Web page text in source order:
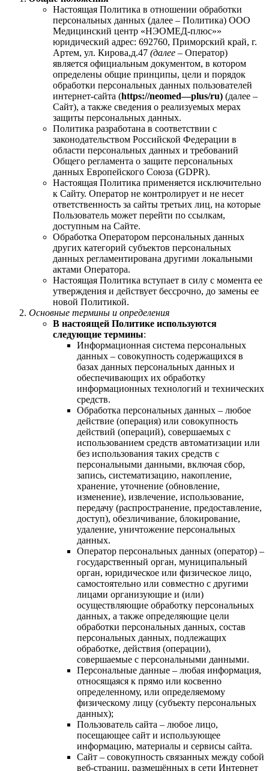
Настоящая Политика в отношении обработки
персональных данных (далее – Политика) ООО
Медицинский центр «НЭОМЕД-плюс»»
юридический адрес: 692760, Приморский край, г.
Артем, ул. Кирова,д.47 (далее – Оператор)
является официальным документом, в котором
определены общие принципы, цели и порядок
обработки персональных данных пользователей
интернет-сайта (https://neomed—plus/ru) (далее –
Сайт), а также сведения о реализуемых мерах
защиты персональных данных.
Политика разработана в соответствии с
законодательством Российской Федерации в
области персональных данных и требований
Общего регламента о защите персональных
данных Европейского Союза (GDPR).
Настоящая Политика применяется исключительно
к Сайту. Оператор не контролирует и не несет
ответственность за сайты третьих лиц, на которые
Пользователь может перейти по ссылкам,
доступным на Сайте.
Обработка Оператором персональных данных
других категорий субъектов персональных
данных регламентирована другими локальными
актами Оператора.
Настоящая Политика вступает в силу с момента ее
утверждения и действует бессрочно, до замены ее
новой Политикой.
Основные термины и определения
В настоящей Политике используются
следующие термины:
Информационная система персональных
данных – совокупность содержащихся в
базах данных персональных данных и
обеспечивающих их обработку
информационных технологий и технических
средств.
Обработка персональных данных – любое
действие (операция) или совокупность
действий (операций), совершаемых с
использованием средств автоматизации или
без использования таких средств с
персональными данными, включая сбор,
запись, систематизацию, накопление,
хранение, уточнение (обновление,
изменение), извлечение, использование,
передачу (распространение, предоставление,
доступ), обезличивание, блокирование,
удаление, уничтожение персональных
данных.
Оператор персональных данных (оператор) –
государственный орган, муниципальный
орган, юридическое или физическое лицо,
самостоятельно или совместно с другими
лицами организующие и (или)
осуществляющие обработку персональных
данных, а также определяющие цели
обработки персональных данных, состав
персональных данных, подлежащих
обработке, действия (операции),
совершаемые с персональными данными.
Персональные данные – любая информация,
относящаяся к прямо или косвенно
определенному, или определяемому
физическому лицу (субъекту персональных
данных);
Пользователь сайта – любое лицо,
посещающее сайт и использующее
информацию, материалы и сервисы сайта.
Сайт – совокупность связанных между собой
веб-страниц, размещённых в сети Интернет